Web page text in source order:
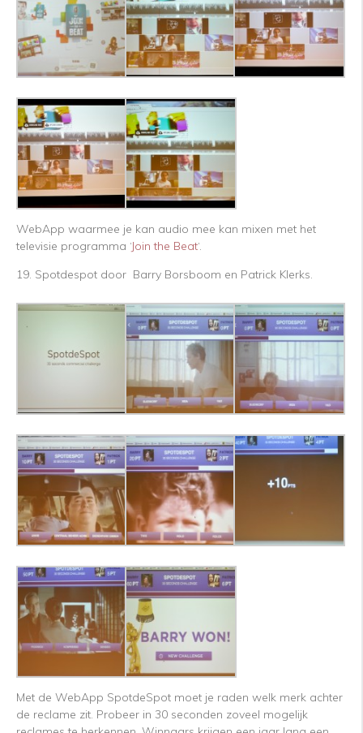
WebApp waarmee je kan audio mee kan mixen met het
televisie programma ‘Join the Beat‘.
19. Spotdespot door Barry Borsboom en Patrick Klerks.
Met de WebApp SpotdeSpot moet je raden welk merk achter
de reclame zit. Probeer in 30 seconden zoveel mogelijk